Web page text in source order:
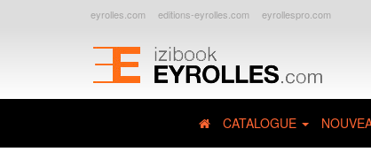
eyrolles.com editions-eyrolles.com eyrollespro.com
CATALOGUE